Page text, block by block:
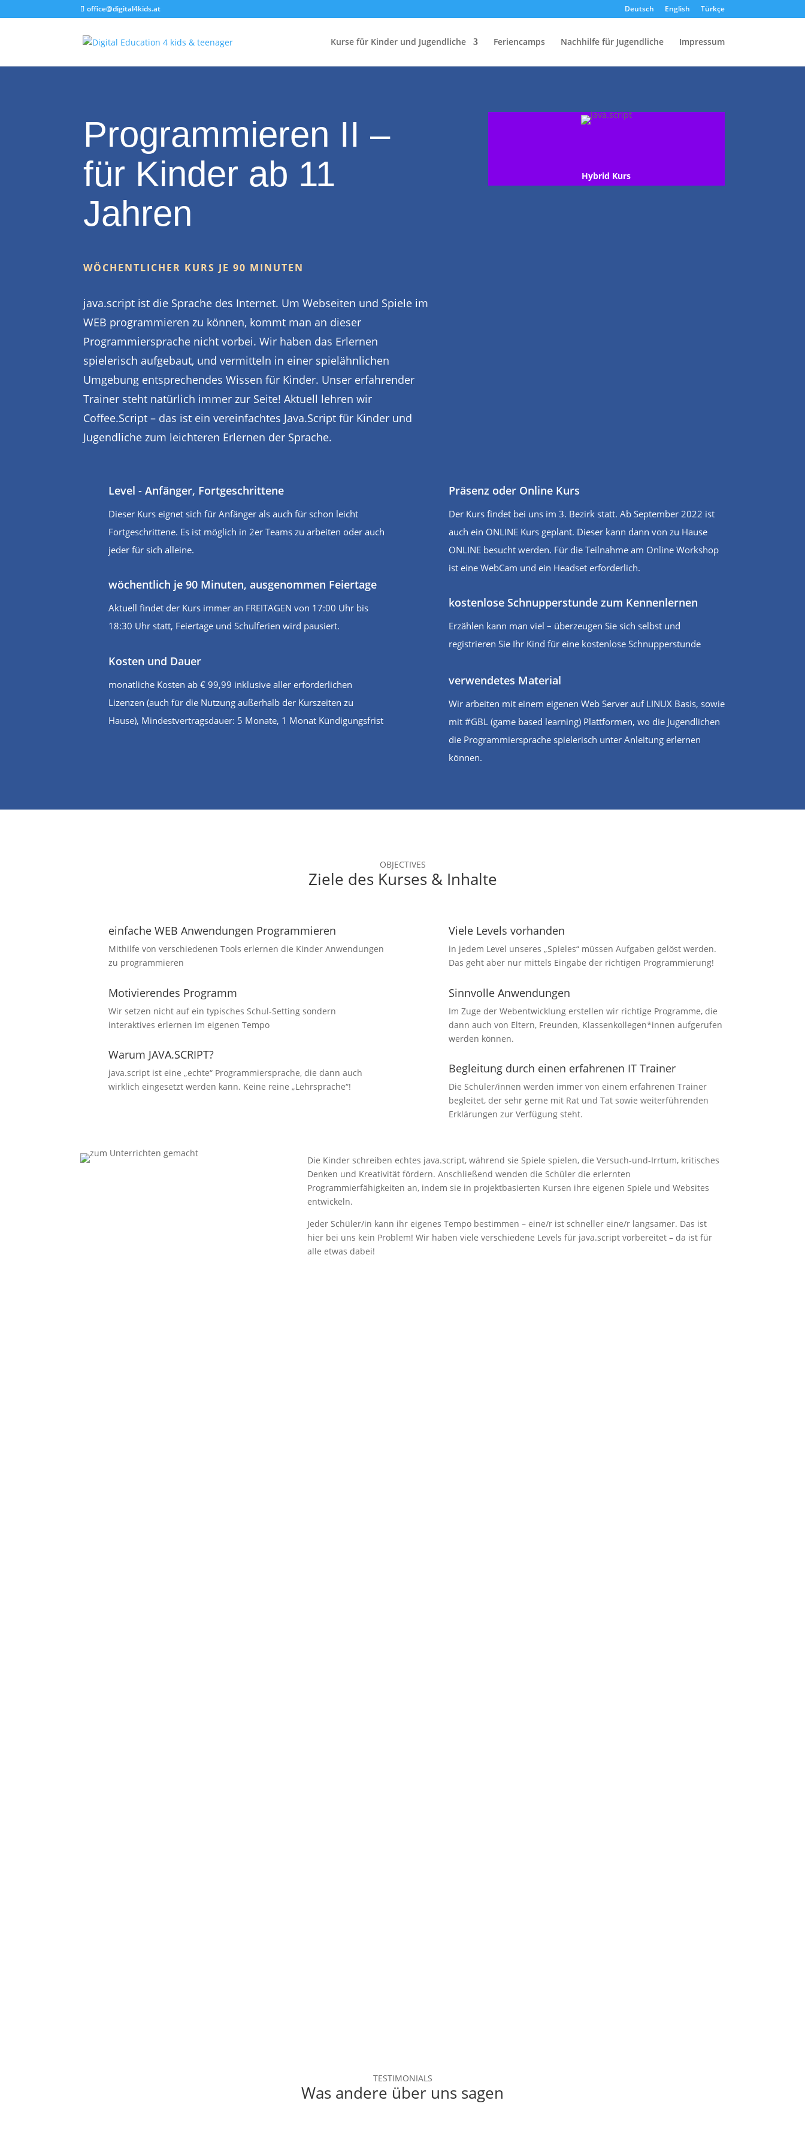
office@digital4kids.at Deutsch English Türkçe
Kurse für Kinder und Jugendliche Feriencamps Nachhilfe für Jugendliche Impressum
Programmieren II –
für Kinder ab 11
Jahren
WÖCHENTLICHER KURS JE 90 MINUTEN
java.script ist die Sprache des Internet. Um Webseiten und Spiele im
WEB programmieren zu können, kommt man an dieser
Programmiersprache nicht vorbei. Wir haben das Erlernen
spielerisch aufgebaut, und vermitteln in einer spielähnlichen
Umgebung entsprechendes Wissen für Kinder. Unser erfahrender
Trainer steht natürlich immer zur Seite! Aktuell lehren wir
Coffee.Script – das ist ein vereinfachtes Java.Script für Kinder und
Jugendliche zum leichteren Erlernen der Sprache.
Hybrid Kurs
Level - Anfänger, Fortgeschrittene
Dieser Kurs eignet sich für Anfänger als auch für schon leicht
Fortgeschrittene. Es ist möglich in 2er Teams zu arbeiten oder auch
jeder für sich alleine.
wöchentlich je 90 Minuten, ausgenommen Feiertage
Aktuell findet der Kurs immer an FREITAGEN von 17:00 Uhr bis
18:30 Uhr statt, Feiertage und Schulferien wird pausiert.
Kosten und Dauer
monatliche Kosten ab € 99,99 inklusive aller erforderlichen
Lizenzen (auch für die Nutzung außerhalb der Kurszeiten zu
Hause), Mindestvertragsdauer: 5 Monate, 1 Monat Kündigungsfrist
Präsenz oder Online Kurs
Der Kurs findet bei uns im 3. Bezirk statt. Ab September 2022 ist
auch ein ONLINE Kurs geplant. Dieser kann dann von zu Hause
ONLINE besucht werden. Für die Teilnahme am Online Workshop
ist eine WebCam und ein Headset erforderlich.
kostenlose Schnupperstunde zum Kennenlernen
Erzählen kann man viel – überzeugen Sie sich selbst und
registrieren Sie Ihr Kind für eine kostenlose Schnupperstunde
verwendetes Material
Wir arbeiten mit einem eigenen Web Server auf LINUX Basis, sowie
mit #GBL (game based learning) Plattformen, wo die Jugendlichen
die Programmiersprache spielerisch unter Anleitung erlernen
können.
OBJECTIVES
Ziele des Kurses & Inhalte
einfache WEB Anwendungen Programmieren
Mithilfe von verschiedenen Tools erlernen die Kinder Anwendungen
zu programmieren
Motivierendes Programm
Wir setzen nicht auf ein typisches Schul-Setting sondern
interaktives erlernen im eigenen Tempo
Warum JAVA.SCRIPT?
java.script ist eine „echte“ Programmiersprache, die dann auch
wirklich eingesetzt werden kann. Keine reine „Lehrsprache“!
Viele Levels vorhanden
in jedem Level unseres „Spieles“ müssen Aufgaben gelöst werden.
Das geht aber nur mittels Eingabe der richtigen Programmierung!
Sinnvolle Anwendungen
Im Zuge der Webentwicklung erstellen wir richtige Programme, die
dann auch von Eltern, Freunden, Klassenkollegen*innen aufgerufen
werden können.
Begleitung durch einen erfahrenen IT Trainer
Die Schüler/innen werden immer von einem erfahrenen Trainer
begleitet, der sehr gerne mit Rat und Tat sowie weiterführenden
Erklärungen zur Verfügung steht.
Die Kinder schreiben echtes java.script, während sie Spiele spielen, die Versuch-und-Irrtum, kritisches
Denken und Kreativität fördern. Anschließend wenden die Schüler die erlernten
Programmierfähigkeiten an, indem sie in projektbasierten Kursen ihre eigenen Spiele und Websites
entwickeln.
Jeder Schüler/in kann ihr eigenes Tempo bestimmen – eine/r ist schneller eine/r langsamer. Das ist
hier bei uns kein Problem! Wir haben viele verschiedene Levels für java.script vorbereitet – da ist für
alle etwas dabei!
TESTIMONIALS
Was andere über uns sagen